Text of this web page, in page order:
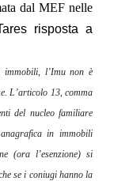
dal MEF nelle
risposta a
immobili, l’Imu non è
L’articolo 13, comma
del nucleo familiare
in immobili
(ora l’esenzione) si
se i coniugi hanno la